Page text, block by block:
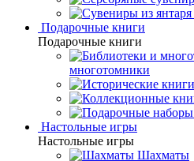
Подарочные книги
Подарочные книги
многотомники
Настольные игры
Настольные игры
Шахматы